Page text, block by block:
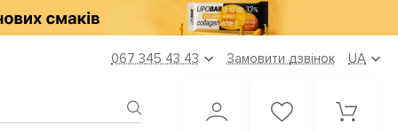
067 345 43 43 Замовити дзвінок UA